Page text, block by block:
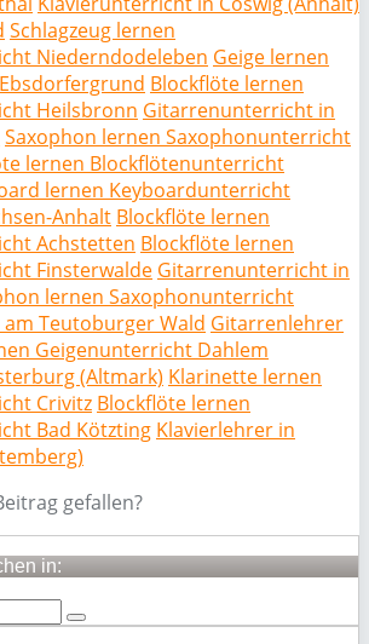
Schlagzeug lernen
Niederndodeleben Geige lernen
Blockflöte lernen
Heilsbronn Gitarrenunterricht in
Saxophon lernen Saxophonunterricht
lernen Blockflötenunterricht
lernen Keyboardunterricht
Anhalt Blockflöte lernen
Achstetten Blockflöte lernen
Finsterwalde Gitarrenunterricht in
lernen Saxophonunterricht
Teutoburger Wald Gitarrenlehrer
Geigenunterricht Dahlem
(Altmark) Klarinette lernen
Crivitz Blockflöte lernen
Bad Kötzting Klavierlehrer in
gefallen?
in: